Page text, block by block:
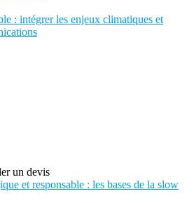
: intégrer les enjeux climatiques et
un devis